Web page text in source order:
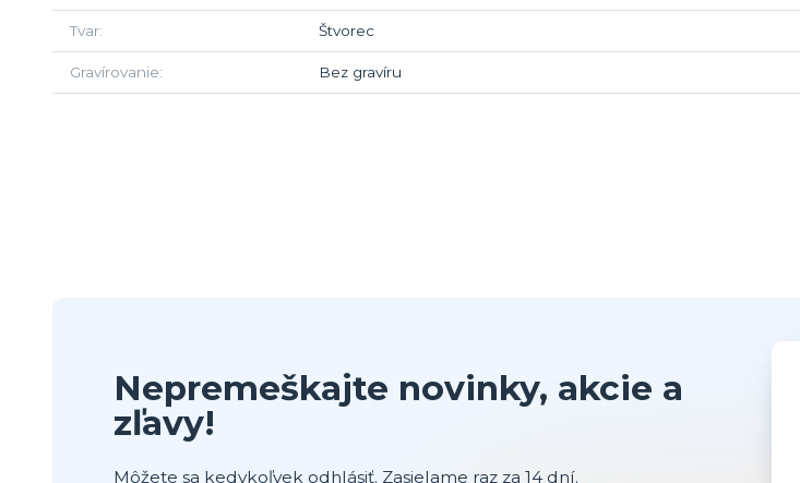
Tvar Štvorec
Gravírovanie Bez gravíru
Nepremeškajte novinky, akcie a
zľavy!
Môžete sa kedykoľvek odhlásiť. Zasielame raz za 14 dní.